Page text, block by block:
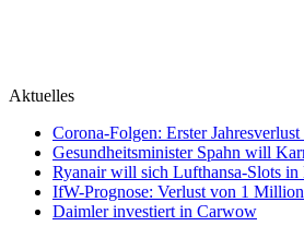
Aktuelles
Corona-Folgen: Erster
Gesundheitsminister Spahn will
Ryanair will sich Lufthansa-Slots
IfW-Prognose: Verlust von 1
Daimler investiert in Carwow